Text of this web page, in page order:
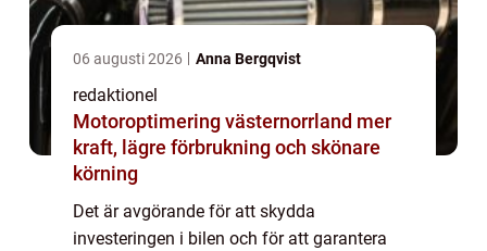
06 augusti 2026 Anna Bergqvist
redaktionel
Motoroptimering västernorrland mer
kraft, lägre förbrukning och skönare
körning
Det är avgörande för att skydda
investeringen i bilen och för att garantera